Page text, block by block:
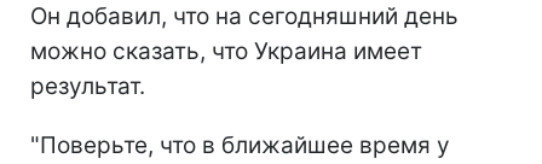
Он добавил, что на сегодняшний день
можно сказать, что Украина имеет
результат.
"Поверьте, что в ближайшее время у